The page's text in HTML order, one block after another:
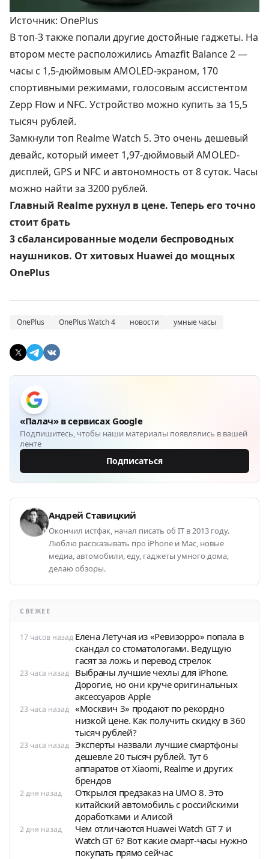
Источник: OnePlus
В топ-3 также попали другие достойные гаджеты. На
втором месте расположились Amazfit Balance 2 —
часы с 1,5-дюймовым AMOLED-экраном, 170
спортивными режимами, голосовым ассистентом
Zepp Flow и NFC. Устройство можно купить за 15,5
тысяч рублей.
Замкнули топ Realme Watch 5. Это очень дешевый
девайс, который имеет 1,97-дюймовый AMOLED-
дисплей, GPS и NFC и автономность от 8 суток. Часы
можно найти за 3200 рублей.
Главный Realme рухнул в цене. Теперь его точно
стоит брать
3 сбалансированные модели беспроводных
наушников. От хитовых Huawei до мощных
OnePlus
OnePlus OnePlus Watch 4 новости умные часы
«Палач» в сервисах Google
Подпишитесь, чтобы наши материалы появлялись в вашей
ленте
Подписаться
Андрей Ставицкий
Окончил истфак, начал писать об IT в 2013 году.
Люблю рассказывать про iPhone и Mac, новые
медиа, автомобили, еду, гаджеты умного дома,
делаю обзоры.
СВЕЖЕЕ
17 часов назад Елена Летучая из «Ревизорро» попала в
скандал со стоматологами. Ведущую
гасят за ложь и перевод стрелок
23 часа назад
Выбраны лучшие чехлы для iPhone.
Дорогие, но они круче оригинальных
аксессуаров Apple
23 часа назад «Москвич 3» продают по рекордно
низкой цене. Как получить скидку в 360
тысяч рублей?
23 часа назад Эксперты назвали лучшие смартфоны
дешевле 20 тысяч рублей. Тут 6
аппаратов от Xiaomi, Realme и других
брендов
2 дня назад
Открылся предзаказ на UMO 8. Это
китайский автомобиль с российскими
доработками и Алисой
2 дня назад
Чем отличаются Huawei Watch GT 7 и
Watch GT 6? Вот какие смарт-часы нужно
покупать прямо сейчас